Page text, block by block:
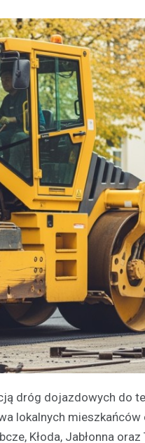
dróg dojazdowych do
lokalnych mieszkańców
Kłoda, Jabłonna oraz